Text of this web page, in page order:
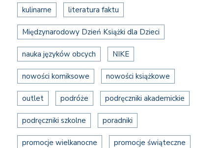
kulinarne literatura faktu
Międzynarodowy Dzień Książki dla Dzieci
nauka języków obcych NIKE
nowości komiksowe nowości książkowe
outlet podróże podręczniki akademickie
podręczniki szkolne poradniki
promocje wielkanocne promocje świąteczne